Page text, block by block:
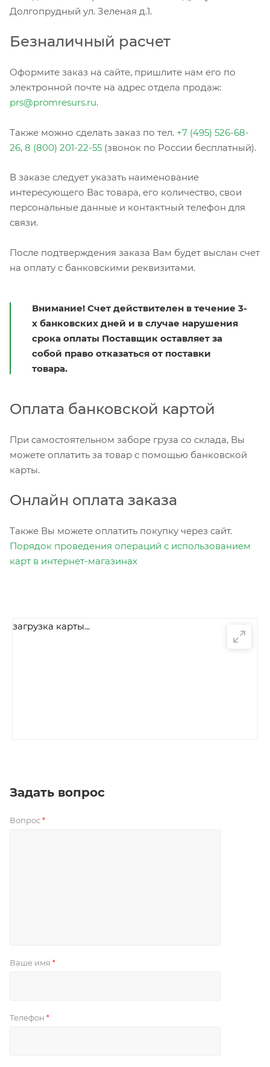
Долгопрудный ул. Зеленая д.1.
Безналичный расчет
Оформите заказ на сайте, пришлите нам его по
электронной почте на адрес отдела продаж:
prs@promresurs.ru.
Также можно сделать заказ по тел. +7 (495) 526-68-
26, 8 (800) 201-22-55 (звонок по России бесплатный).
В заказе следует указать наименование
интересующего Вас товара, его количество, свои
персональные данные и контактный телефон для
связи.
После подтверждения заказа Вам будет выслан счет
на оплату с банковскими реквизитами.
Внимание! Счет действителен в течение 3-
х банковских дней и в случае нарушения
срока оплаты Поставщик оставляет за
собой право отказаться от поставки
товара.
Оплата банковской картой
При самостоятельном заборе груза со склада, Вы
можете оплатить за товар с помощью банковской
карты.
Онлайн оплата заказа
Также Вы можете оплатить покупку через сайт.
Порядок проведения операций с использованием
карт в интернет-магазинах
загрузка карты...
Задать вопрос
Вопрос *
Ваше имя *
Телефон *